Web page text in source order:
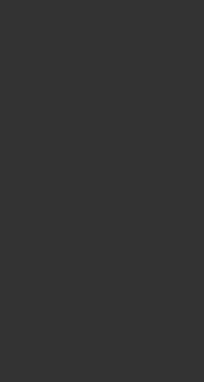
Seine Funktionalität ist